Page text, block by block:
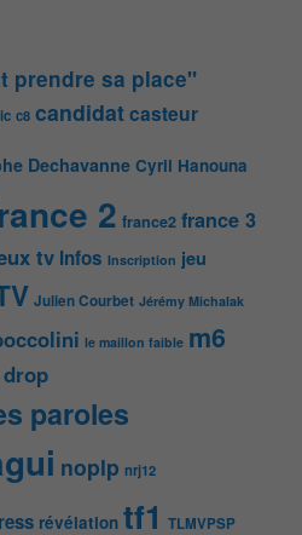
prendre sa place"
c8 candidatcasteur
Dechavanne Cyril Hanouna
2 france2 france 3
tv Infos Inscription jeu
Julien Courbet Jérémy Michalak
le maillon faible m6
paroles
noplp nrj12
révélation tf1 TLMVPSP